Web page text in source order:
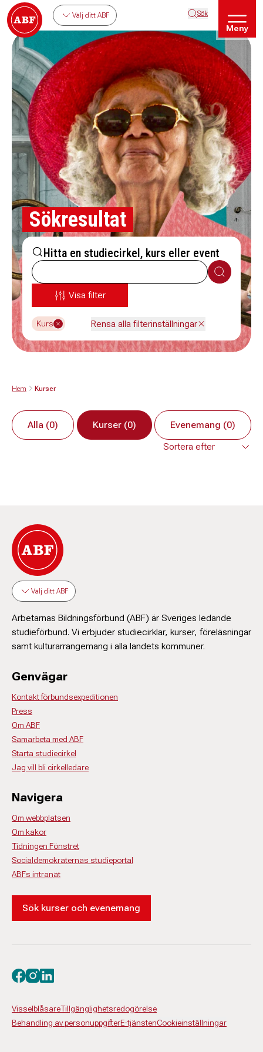
Välj ditt ABF Sök
Meny
Sökresultat
Hitta en studiecirkel, kurs eller event
Sök
Visa filter
Kurs Rensa alla filterinställningar
Hem Kurser
Alla (0) Kurser (0) Evenemang (0)
Välj ditt ABF
Arbetarnas Bildningsförbund (ABF) är Sveriges ledande
studieförbund. Vi erbjuder studiecirklar, kurser, föreläsningar
samt kulturarrangemang i alla landets kommuner.
Genvägar
Kontakt förbundsexpeditionen
Press
Om ABF
Samarbeta med ABF
Starta studiecirkel
Jag vill bli cirkelledare
Navigera
Om webbplatsen
Om kakor
Tidningen Fönstret
Socialdemokraternas studieportal
ABFs intranät
Sök kurser och evenemang
VisselblåsareTillgänglighetsredogörelse
Behandling av personuppgifterE-tjänstenCookieinställningar
Besök oss på facebook
Besök oss på instagram
Besök oss på linkedin